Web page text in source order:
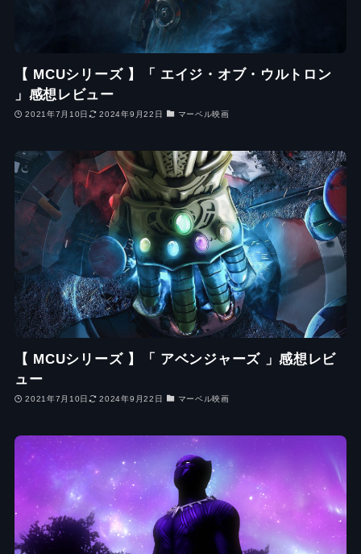
【 MCUシリーズ 】「 エイジ・オブ・ウルトロン
」感想レビュー
2021年7月10日 2024年9月22日 マーベル映画
【 MCUシリーズ 】「 アベンジャーズ 」感想レビ
ュー
2021年7月10日 2024年9月22日 マーベル映画